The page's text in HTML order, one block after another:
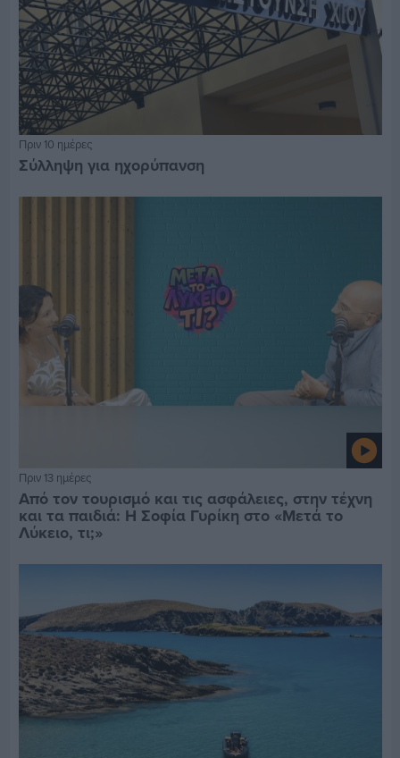
Πριν 10 ημέρες
Σύλληψη για ηχορύπανση
Πριν 13 ημέρες
Από τον τουρισμό και τις ασφάλειες, στην τέχνη
και τα παιδιά: Η Σοφία Γυρίκη στο «Μετά το
Λύκειο, τι;»